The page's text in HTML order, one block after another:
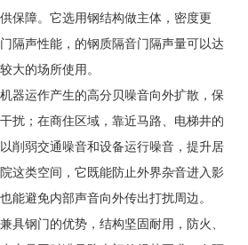
保障。它选用钢结构做主体，密度更
隔声性能，的钢质隔音门隔声量可以达
大的场所使用。
器运作产生的高分贝噪音向外扩散，保
扰；在商住区域，靠近马路、电梯井的
削弱交通噪音和设备运行噪音，提升居
这类空间，它既能防止外界杂音进入影
能避免内部声音向外传出打扰周边。
具钢门的优势，结构坚固耐用，防火、